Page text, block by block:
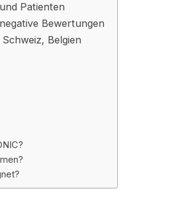
Patienten
Bewertungen
Belgien